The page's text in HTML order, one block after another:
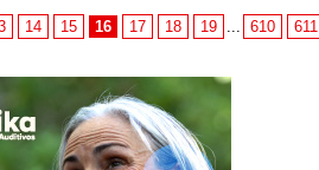
14 15 16 17 18 19 610 611